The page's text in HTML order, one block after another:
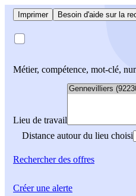
Imprimer Besoin d'aide sur la
Métier, compétence, mot-clé,
Lieu de travail
Distance autour du lieu choisi
Rechercherdes offres
Créer une alerte